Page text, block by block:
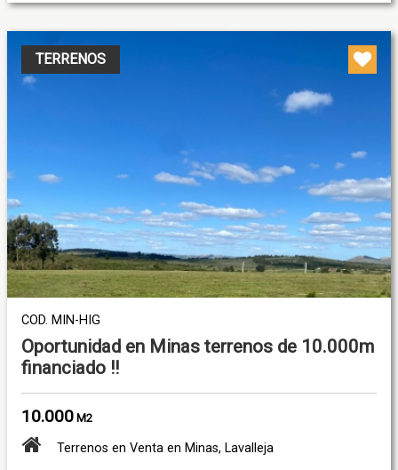
TERRENOS
COD. MIN-HIG
Oportunidad en Minas terrenos de 10.000m
financiado !!
10.000 M2
Terrenos en Venta en Minas, Lavalleja